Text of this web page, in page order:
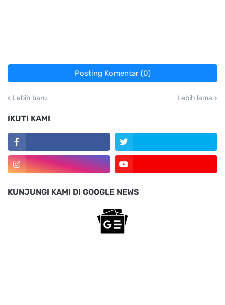
Posting Komentar (0)
Lebih baru Lebih lama
IKUTI KAMI
KUNJUNGI KAMI DI GOOGLE NEWS